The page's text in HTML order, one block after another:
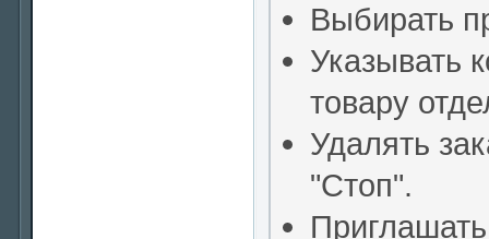
Выбирать
Указывать
товару
Удалять
"Стоп".